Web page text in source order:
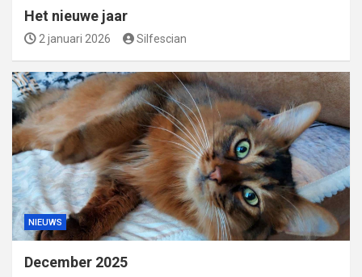
Het nieuwe jaar
2 januari 2026 Silfescian
NIEUWS
December 2025